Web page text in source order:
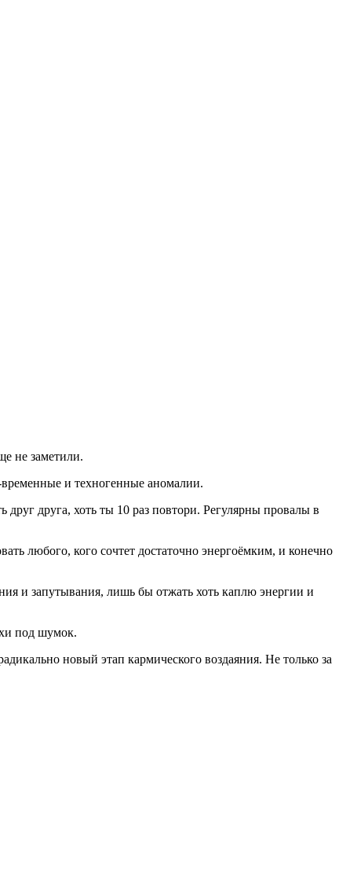
не заметили.
временные и техногенные аномалии.
друга, хоть ты 10 раз повтори. Регулярны провалы в
любого, кого сочтет достаточно энергоёмким, и конечно
и запутывания, лишь бы отжать хоть каплю энергии и
под шумок.
новый этап кармического воздаяния. Не только за